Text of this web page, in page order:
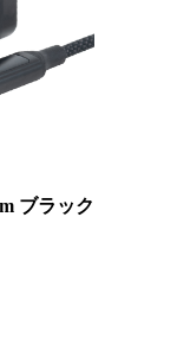
ブラック